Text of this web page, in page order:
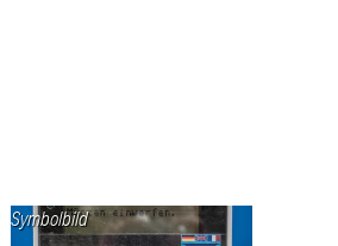
Symbolbild